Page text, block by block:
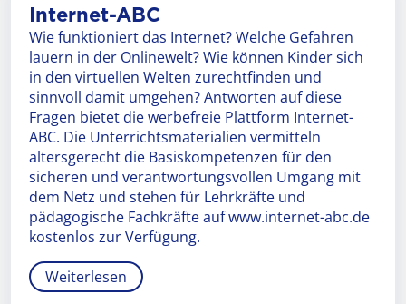
Internet-ABC
Wie funktioniert das Internet? Welche Gefahren
lauern in der Onlinewelt? Wie können Kinder sich
in den virtuellen Welten zurechtfinden und
sinnvoll damit umgehen? Antworten auf diese
Fragen bietet die werbefreie Plattform Internet-
ABC. Die Unterrichtsmaterialien vermitteln
altersgerecht die Basiskompetenzen für den
sicheren und verantwortungsvollen Umgang mit
dem Netz und stehen für Lehrkräfte und
pädagogische Fachkräfte auf www.internet-abc.de
kostenlos zur Verfügung.
Weiterlesen